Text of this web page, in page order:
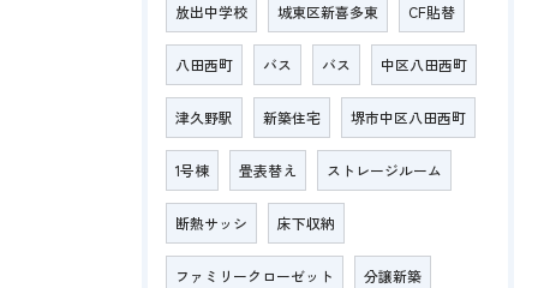
放出中学校 城東区新喜多東 CF貼替
八田西町 バス バス 中区八田西町
津久野駅 新築住宅 堺市中区八田西町
1号棟 畳表替え ストレージルーム
断熱サッシ 床下収納
ファミリークローゼット 分譲新築